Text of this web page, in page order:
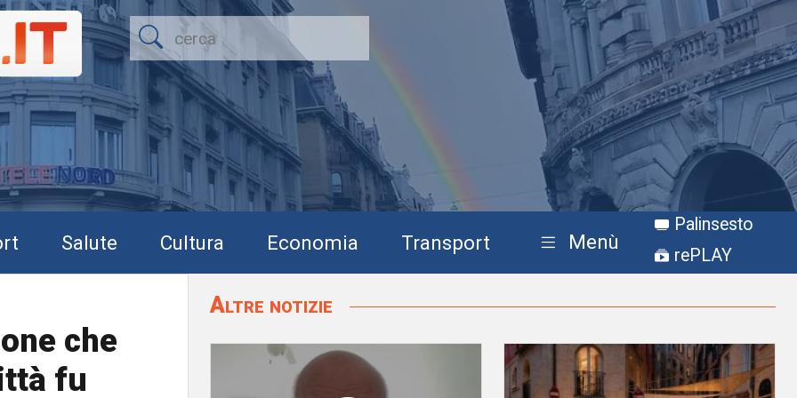
Salute Cultura Economia Transport Menù
Palinsesto
rePLAY
che
fu
Altre notizie